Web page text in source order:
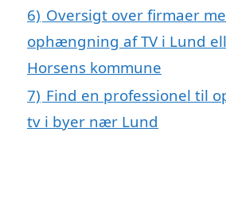
6) Oversigt over firmaer
ophængning af TV i Lund
Horsens kommune
7) Find en professionel til
tv i byer nær Lund